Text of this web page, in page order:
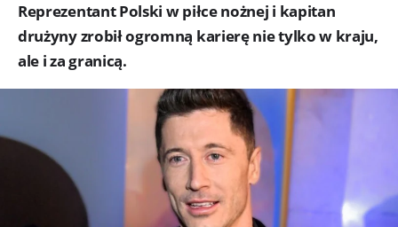
Reprezentant Polski w piłce nożnej i kapitan
drużyny zrobił ogromną karierę nie tylko w kraju,
ale i za granicą.